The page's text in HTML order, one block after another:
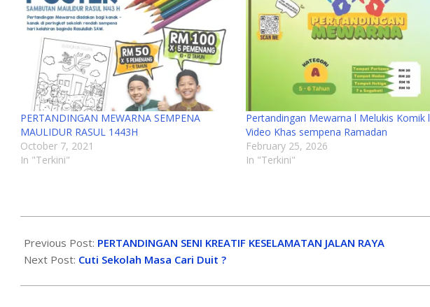
PERTANDINGAN MEWARNA SEMPENA
MAULIDUR RASUL 1443H
October 7, 2021
In "Terkini"
Pertandingan Mewarna l Melukis Komik l
Video Khas sempena Ramadan
February 25, 2026
In "Terkini"
Previous Post: PERTANDINGAN SENI KREATIF KESELAMATAN JALAN RAYA
Next Post: Cuti Sekolah Masa Cari Duit ?